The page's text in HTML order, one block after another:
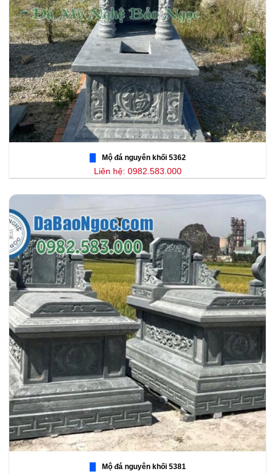
Mộ đá nguyên khối 5362
Liên hệ: 0982.583.000
Mộ đá nguyên khối 5381